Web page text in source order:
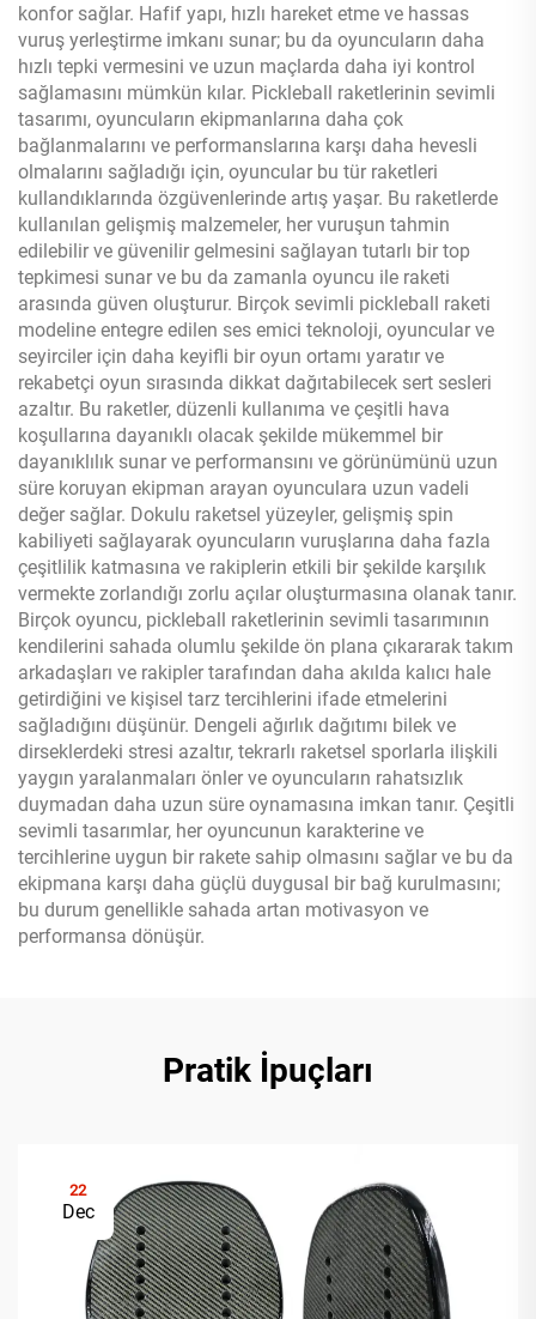
konfor sağlar. Hafif yapı, hızlı hareket etme ve hassas
vuruş yerleştirme imkanı sunar; bu da oyuncuların daha
hızlı tepki vermesini ve uzun maçlarda daha iyi kontrol
sağlamasını mümkün kılar. Pickleball raketlerinin sevimli
tasarımı, oyuncuların ekipmanlarına daha çok
bağlanmalarını ve performanslarına karşı daha hevesli
olmalarını sağladığı için, oyuncular bu tür raketleri
kullandıklarında özgüvenlerinde artış yaşar. Bu raketlerde
kullanılan gelişmiş malzemeler, her vuruşun tahmin
edilebilir ve güvenilir gelmesini sağlayan tutarlı bir top
tepkimesi sunar ve bu da zamanla oyuncu ile raketi
arasında güven oluşturur. Birçok sevimli pickleball raketi
modeline entegre edilen ses emici teknoloji, oyuncular ve
seyirciler için daha keyifli bir oyun ortamı yaratır ve
rekabetçi oyun sırasında dikkat dağıtabilecek sert sesleri
azaltır. Bu raketler, düzenli kullanıma ve çeşitli hava
koşullarına dayanıklı olacak şekilde mükemmel bir
dayanıklılık sunar ve performansını ve görünümünü uzun
süre koruyan ekipman arayan oyunculara uzun vadeli
değer sağlar. Dokulu raketsel yüzeyler, gelişmiş spin
kabiliyeti sağlayarak oyuncuların vuruşlarına daha fazla
çeşitlilik katmasına ve rakiplerin etkili bir şekilde karşılık
vermekte zorlandığı zorlu açılar oluşturmasına olanak tanır.
Birçok oyuncu, pickleball raketlerinin sevimli tasarımının
kendilerini sahada olumlu şekilde ön plana çıkararak takım
arkadaşları ve rakipler tarafından daha akılda kalıcı hale
getirdiğini ve kişisel tarz tercihlerini ifade etmelerini
sağladığını düşünür. Dengeli ağırlık dağıtımı bilek ve
dirseklerdeki stresi azaltır, tekrarlı raketsel sporlarla ilişkili
yaygın yaralanmaları önler ve oyuncuların rahatsızlık
duymadan daha uzun süre oynamasına imkan tanır. Çeşitli
sevimli tasarımlar, her oyuncunun karakterine ve
tercihlerine uygun bir rakete sahip olmasını sağlar ve bu da
ekipmana karşı daha güçlü duygusal bir bağ kurulmasını;
bu durum genellikle sahada artan motivasyon ve
performansa dönüşür.
Pratik İpuçları
22
Dec